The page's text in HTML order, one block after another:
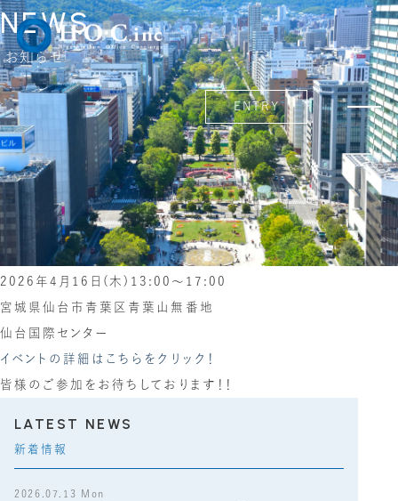
ENTRY
NEWS
お知らせ
HOMENEWS4月合同企業説明会（4/16）のご案内
2026.03.26 Thursday
4月合同企業説明会（4/16）のご案内
平素は格別のお引き立てをいただき厚くお礼申し上げま
す。
4月は下記日程で合同企業説明会へ出展致します。
【仙台会場】
■マイナビ就職セミナー
2026年4月16日(木)13:00～17:00
宮城県仙台市青葉区青葉山無番地
仙台国際センター
イベントの詳細はこちらをクリック！
皆様のご参加をお待ちしております！！
LATEST NEWS
新着情報
2026.07.13 Mon